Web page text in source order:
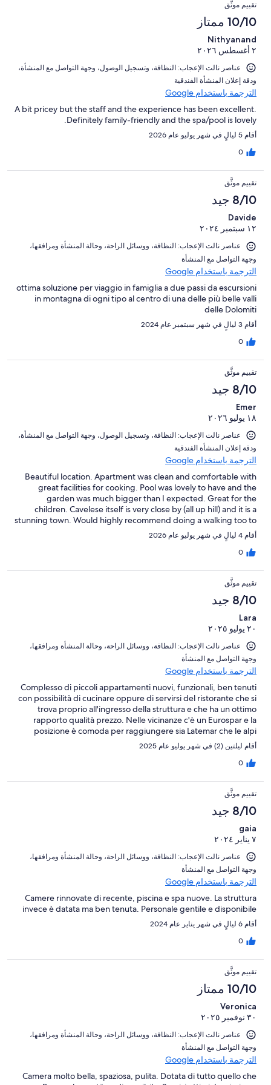
النزلاء
من
تقييمات
النزلاء
من
أصل
112
من
تقييمات
النزلاء
تقييم موثَّق
10/10 ممتاز
Nithyanand
٢ أغسطس ٢٠٢٦
عناصر نالت الإعجاب: ⁦النظافة⁩، و⁦تسجيل الوصول⁩، و⁦جهة التواصل مع المنشأة⁩،
و⁦دقة إعلان المنشأة الفندقية⁩
الترجمة باستخدام Google
A bit pricey but the staff and the experience has been excellent.
Definitely family-friendly and the spa/pool is lovely.
أقام 5 ليالٍ في شهر يوليو عام 2026
0
تقييم موثَّق
8/10 جيد
Davide
١٢ سبتمبر ٢٠٢٤
عناصر نالت الإعجاب: ⁦النظافة⁩، و⁦وسائل الراحة⁩، و⁦حالة المنشأة ومرافقها⁩،
و⁦جهة التواصل مع المنشأة⁩
الترجمة باستخدام Google
ottima soluzione per viaggio in famiglia a due passi da escursioni
in montagna di ogni tipo al centro di una delle più belle valli
delle Dolomiti
أقام 3 ليالٍ في شهر سبتمبر عام 2024
0
تقييم موثَّق
8/10 جيد
Emer
١٨ يوليو ٢٠٢٦
عناصر نالت الإعجاب: ⁦النظافة⁩، و⁦تسجيل الوصول⁩، و⁦جهة التواصل مع المنشأة⁩،
و⁦دقة إعلان المنشأة الفندقية⁩
الترجمة باستخدام Google
Beautiful location. Apartment was clean and comfortable with
great facilities for cooking. Pool was lovely to have and the
garden was much bigger than I expected. Great for the
children. Cavelese itself is very close by (all up hill) and it is a
stunning town. Would highly recommend doing a walking too to
really be able to appreciate the history. Only negative is that
there is no air con and our apt on the 3rd floor was really hot.
أقام 4 ليالٍ في شهر يوليو عام 2026
0
تقييم موثَّق
8/10 جيد
Lara
٢٠ يوليو ٢٠٢٥
عناصر نالت الإعجاب: ⁦النظافة⁩، و⁦وسائل الراحة⁩، و⁦حالة المنشأة ومرافقها⁩،
و⁦جهة التواصل مع المنشأة⁩
الترجمة باستخدام Google
Complesso di piccoli appartamenti nuovi, funzionali, ben tenuti
con possibilità di cucinare oppure di servirsi del ristorante che si
trova proprio all'ingresso della struttura e che ha un ottimo
rapporto qualità prezzo. Nelle vicinanze c'è un Eurospar e la
posizione è comoda per raggiungere sia Latemar che le alpi
Cermis
أقام ليلتين (2) في شهر يوليو عام 2025
0
تقييم موثَّق
8/10 جيد
gaia
٧ يناير ٢٠٢٤
عناصر نالت الإعجاب: ⁦النظافة⁩، و⁦وسائل الراحة⁩، و⁦حالة المنشأة ومرافقها⁩،
و⁦جهة التواصل مع المنشأة⁩
الترجمة باستخدام Google
Camere rinnovate di recente, piscina e spa nuove. La struttura
invece è datata ma ben tenuta. Personale gentile e disponibile
أقام 6 ليالٍ في شهر يناير عام 2024
0
تقييم موثَّق
10/10 ممتاز
Veronica
٣٠ نوفمبر ٢٠٢٥
عناصر نالت الإعجاب: ⁦النظافة⁩، و⁦وسائل الراحة⁩، و⁦حالة المنشأة ومرافقها⁩،
و⁦جهة التواصل مع المنشأة⁩
الترجمة باستخدام Google
Camera molto bella, spaziosa, pulita. Dotata di tutto quello che